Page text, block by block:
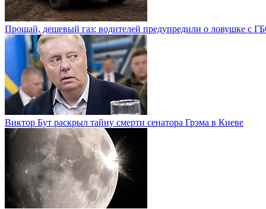
Прощай, дешевый газ: водителей предупредили о ловушке с
Виктор Бут раскрыл тайну смерти сенатора Грэма в Киеве